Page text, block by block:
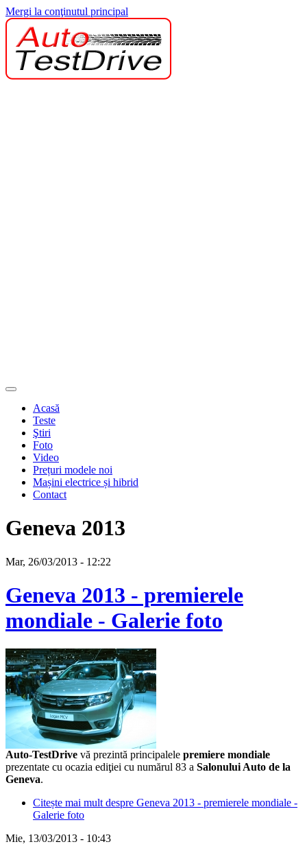
Mergi la conţinutul principal
Acasă
Teste
Ştiri
Foto
Video
Prețuri modele noi
Mașini electrice și hibrid
Contact
Geneva 2013
Mar, 26/03/2013 - 12:22
Geneva 2013 - premierele
mondiale - Galerie foto
Auto-TestDrive vă prezintă principalele premiere mondiale
prezentate cu ocazia ediţiei cu numărul 83 a Salonului Auto de la
Geneva.
Citește mai mult despre Geneva 2013 - premierele mondiale -
Galerie foto
Mie, 13/03/2013 - 10:43